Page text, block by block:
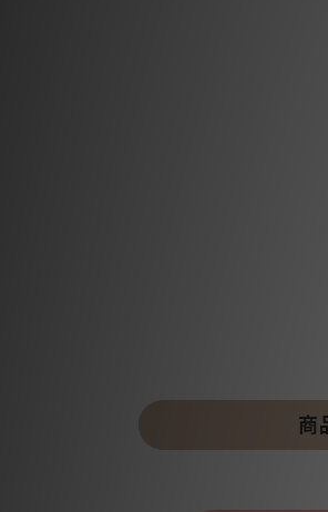
商